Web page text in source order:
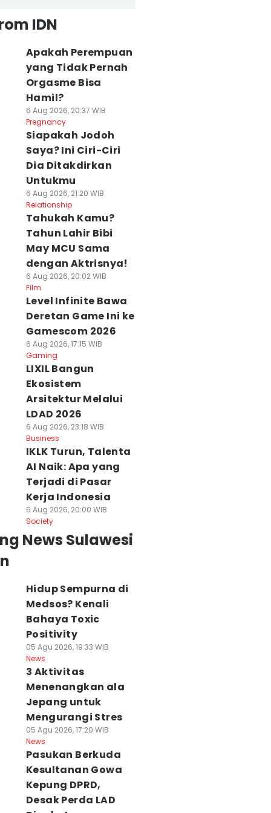
IDN
Apakah Perempuan
yang Tidak Pernah
Orgasme Bisa
Hamil?
6 Aug 2026, 20:37 WIB
Pregnancy
Siapakah Jodoh
Saya? Ini Ciri-Ciri
Dia Ditakdirkan
Untukmu
6 Aug 2026, 21:20 WIB
Relationship
Tahukah Kamu?
Tahun Lahir Bibi
May MCU Sama
dengan Aktrisnya!
6 Aug 2026, 20:02 WIB
Film
Level Infinite Bawa
Deretan Game Ini ke
Gamescom 2026
6 Aug 2026, 17:15 WIB
Gaming
LIXIL Bangun
Ekosistem
Arsitektur Melalui
LDAD 2026
6 Aug 2026, 23:18 WIB
Business
IKLK Turun, Talenta
AI Naik: Apa yang
Terjadi di Pasar
Kerja Indonesia
6 Aug 2026, 20:00 WIB
Society
News Sulawesi
Hidup Sempurna di
Medsos? Kenali
Bahaya Toxic
Positivity
05 Agu 2026, 19:33 WIB
News
3 Aktivitas
Menenangkan ala
Jepang untuk
Mengurangi Stres
05 Agu 2026, 17:20 WIB
News
Pasukan Berkuda
Kesultanan Gowa
Kepung DPRD,
Desak Perda LAD